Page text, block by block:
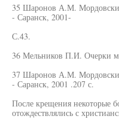
35 Шаронов А.М.
- Саранск, 2001-
С.43.
36 Мельников П.И. Очерки
37 Шаронов А.М.
- Саранск, 2001 .207 с.
После крещения некоторые
отождествлялись с